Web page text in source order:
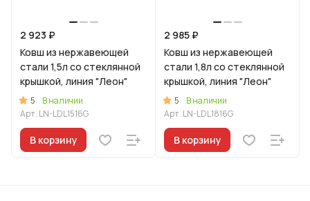
2 923 ₽
Ковш из нержавеющей
стали 1,5л со стеклянной
крышкой, линия "Леон"
5
В наличии
Арт. LN-LDL1516G
В корзину
2 985 ₽
Ковш из нержавеющей
стали 1,8л со стеклянной
крышкой, линия "Леон"
5
В наличии
Арт. LN-LDL1816G
В корзину